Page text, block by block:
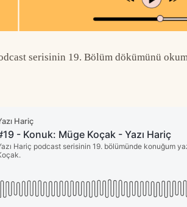
serisinin 19. Bölüm dökümünü